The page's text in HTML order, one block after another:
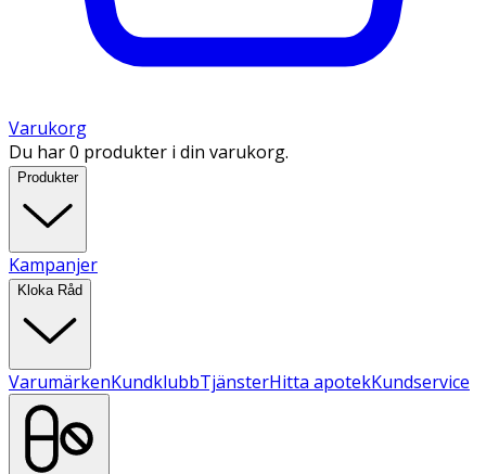
Varukorg
Du har 0 produkter i din varukorg.
Produkter
Kampanjer
Kloka Råd
VarumärkenKundklubbTjänsterHitta apotekKundservice